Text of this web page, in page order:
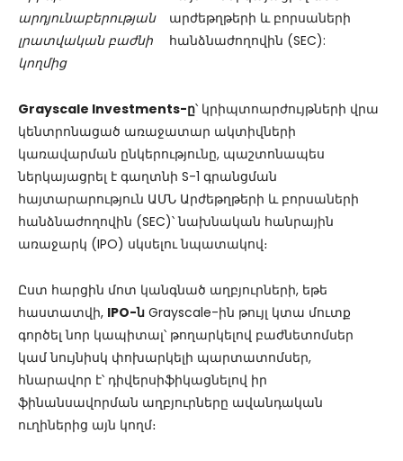
արդյունաբերության
լրատվական բաժնի
կողմից
Grayscale Investments-ը՝ կրիպտոարժույթների վրա
կենտրոնացած առաջատար ակտիվների
կառավարման ընկերությունը, պաշտոնապես
ներկայացրել է գաղտնի S-1 գրանցման
հայտարարություն ԱՄՆ Արժեթղթերի և բորսաների
հանձնաժողովին (SEC)՝ նախնական հանրային
առաջարկ (IPO) սկսելու նպատակով։
Ըստ հարցին մոտ կանգնած աղբյուրների, եթե
հաստատվի, IPO-ն Grayscale-ին թույլ կտա մուտք
գործել նոր կապիտալ՝ թողարկելով բաժնետոմսեր
կամ նույնիսկ փոխարկելի պարտատոմսեր,
հնարավոր է՝ դիվերսիֆիկացնելով իր
ֆինանսավորման աղբյուրները ավանդական
ուղիներից այն կողմ։